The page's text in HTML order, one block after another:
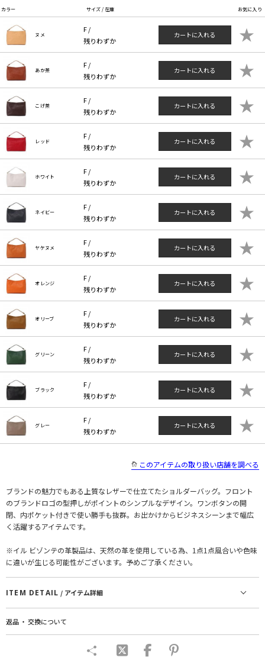
カラー サイズ / 在庫 お気に入り
ヌメ
F /
残りわずか
カートに入れる ★
あか茶
F /
残りわずか
カートに入れる ★
こげ茶
F /
残りわずか
カートに入れる ★
レッド
F /
残りわずか
カートに入れる ★
ホワイト
F /
残りわずか
カートに入れる ★
ネイビー
F /
残りわずか
カートに入れる ★
ヤケヌメ
F /
残りわずか
カートに入れる ★
オレンジ
F /
残りわずか
カートに入れる ★
オリーブ
F /
残りわずか
カートに入れる ★
グリーン
F /
残りわずか
カートに入れる ★
ブラック
F /
残りわずか
カートに入れる ★
グレー
F /
残りわずか
カートに入れる ★
このアイテムの取り扱い店舗を調べる
ブランドの魅力でもある上質なレザーで仕立てたショルダーバッグ。フロント
のブランドロゴの型押しがポイントのシンプルなデザイン。ワンボタンの開
閉、内ポケット付きで使い勝手も抜群。お出かけからビジネスシーンまで幅広
く活躍するアイテムです。
※イル ビゾンテの革製品は、天然の革を使用している為、1点1点風合いや色味
に違いが生じる可能性がございます。予めご了承ください。
ITEM DETAIL / アイテム詳細
返品 ・ 交換について